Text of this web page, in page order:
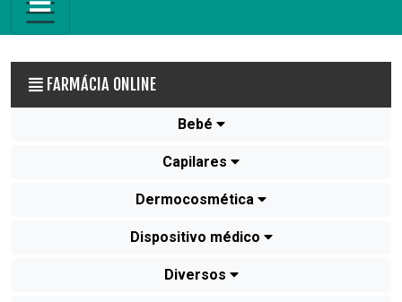
FARMÁCIA ONLINE
Bebé
Capilares
Dermocosmética
Dispositivo médico
Diversos